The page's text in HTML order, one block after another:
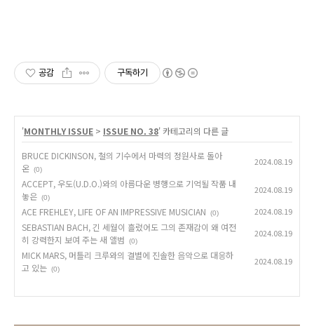
공감 구독하기
'MONTHLY ISSUE > ISSUE NO. 38' 카테고리의 다른 글
BRUCE DICKINSON, 철의 기수에서 마력의 정원사로 돌아
온 (0)
2024.08.19
ACCEPT, 우도(U.D.O.)와의 아름다운 병행으로 기억될 작품 내
놓은 (0)
2024.08.19
ACE FREHLEY, LIFE OF AN IMPRESSIVE MUSICIAN (0) 2024.08.19
SEBASTIAN BACH, 긴 세월이 흘렀어도 그의 존재감이 왜 여전
히 강력한지 보여 주는 새 앨범
(0)
2024.08.19
MICK MARS, 머틀리 크루와의 결별에 진솔한 음악으로 대응하
고 있는 (0)
2024.08.19